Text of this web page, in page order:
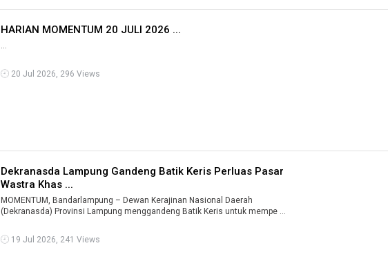
HARIAN MOMENTUM 20 JULI 2026 ...
...
20 Jul 2026, 296 Views
Dekranasda Lampung Gandeng Batik Keris Perluas Pasar
Wastra Khas ...
MOMENTUM, Bandarlampung – Dewan Kerajinan Nasional Daerah
(Dekranasda) Provinsi Lampung menggandeng Batik Keris untuk mempe ...
19 Jul 2026, 241 Views